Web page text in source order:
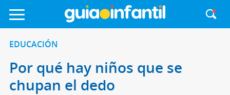
EDUCACIÓN
Por qué hay niños que se
chupan el dedo